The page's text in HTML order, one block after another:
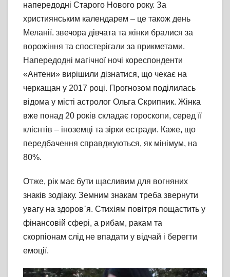
напередодні Старого Нового року. За
християнським календарем – це також день
Меланії. звечора дівчата та жінки бралися за
ворожіння та спостерігали за прикметами.
Напередодні магічної ночі кореспонденти
«Антени» вирішили дізнатися, що чекає на
черкащан у 2017 році. Прогнозом поділилась
відома у місті астролог Ольга Скрипник. Жінка
вже понад 20 років складає гороскопи, серед її
клієнтів – іноземці та зірки естради. Каже, що
передбачення справджуються, як мінімум, на
80%.
Отже, рік має бути щасливим для вогняних
знаків зодіаку. Земним знакам треба звернути
увагу на здоров᾽я. Стихіям повітря пощастить у
фінансовій сфері, а рибам, ракам та
скорпіонам слід не впадати у відчай і берегти
емоції.